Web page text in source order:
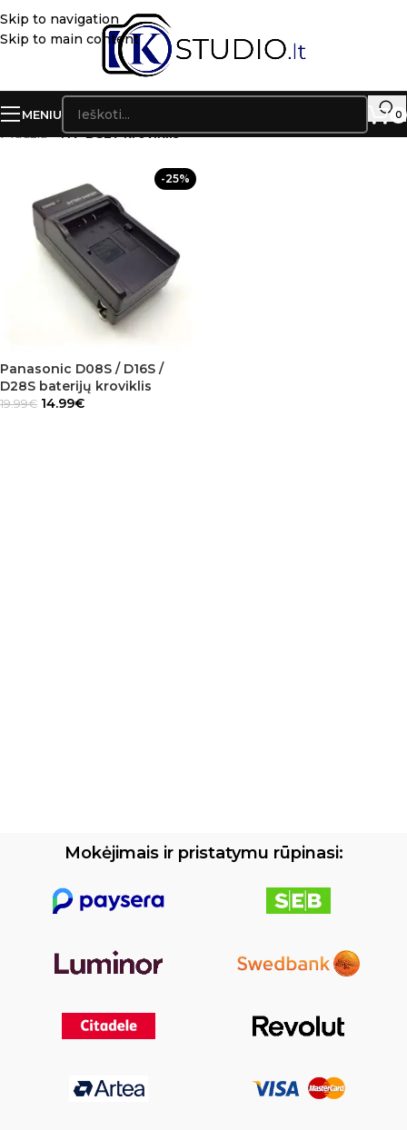
Skip to navigation
Skip to main content
MENIU 0
Pradžia»NV-DS27 kroviklis
-25%
Panasonic D08S / D16S /
D28S baterijų kroviklis
19.99€ 14.99€
Mokėjimais ir pristatymu rūpinasi: